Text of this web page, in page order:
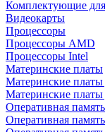
Комплектующие
Видеокарты
Процессоры
Процессоры AMD
Процессоры Intel
Материнские платы
Материнские
Материнские платы
Оперативная память
Оперативная